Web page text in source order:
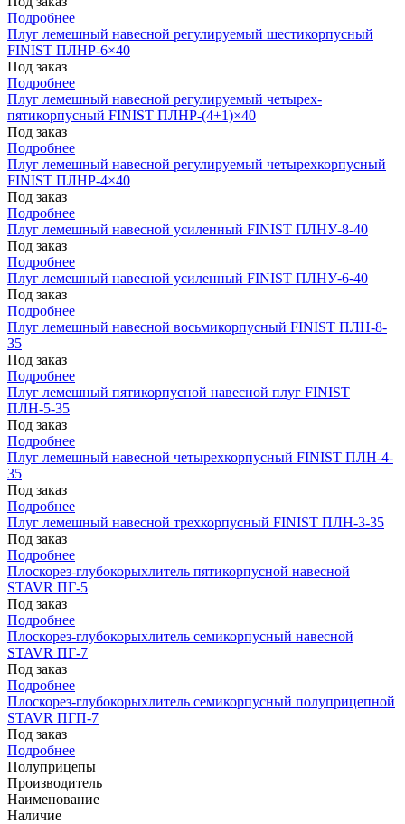
Подробнее
Плуг лемешный навесной регулируемый шестикорпусный
FINIST ПЛНР-6×40
Под заказ
Подробнее
Плуг лемешный навесной регулируемый четырех-
пятикорпусный FINIST ПЛНР-(4+1)×40
Под заказ
Подробнее
Плуг лемешный навесной регулируемый четырехкорпусный
FINIST ПЛНР-4×40
Под заказ
Подробнее
Плуг лемешный навесной усиленный FINIST ПЛНУ-8-40
Под заказ
Подробнее
Плуг лемешный навесной усиленный FINIST ПЛНУ-6-40
Под заказ
Подробнее
Плуг лемешный навесной восьмикорпусный FINIST ПЛН-8-
35
Под заказ
Подробнее
Плуг лемешный пятикорпусной навесной плуг FINIST
ПЛН-5-35
Под заказ
Подробнее
Плуг лемешный навесной четырехкорпусный FINIST ПЛН-4-
35
Под заказ
Подробнее
Плуг лемешный навесной трехкорпусный FINIST ПЛН-3-35
Под заказ
Подробнее
Плоскорез-глубокорыхлитель пятикорпусной навесной
STAVR ПГ-5
Под заказ
Подробнее
Плоскорез-глубокорыхлитель семикорпусный навесной
STAVR ПГ-7
Под заказ
Подробнее
Плоскорез-глубокорыхлитель семикорпусный полуприцепной
STAVR ПГП-7
Под заказ
Подробнее
Полуприцепы
Производитель
Наименование
Наличие